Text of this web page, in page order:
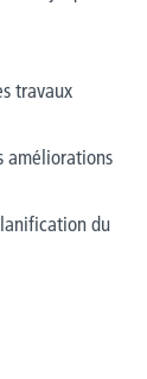
travaux
améliorations
du